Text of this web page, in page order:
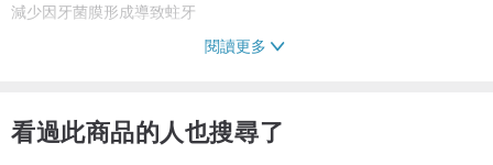
減少因牙菌膜形成導致蛀牙
250 ml
閱讀更多
看過此商品的人也搜尋了